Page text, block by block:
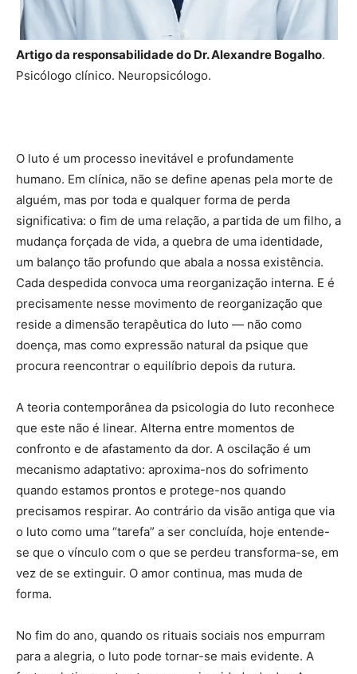
Artigo da responsabilidade do Dr. Alexandre Bogalho.
Psicólogo clínico. Neuropsicólogo.
O luto é um processo inevitável e profundamente
humano. Em clínica, não se define apenas pela morte de
alguém, mas por toda e qualquer forma de perda
significativa: o fim de uma relação, a partida de um filho, a
mudança forçada de vida, a quebra de uma identidade,
um balanço tão profundo que abala a nossa existência.
Cada despedida convoca uma reorganização interna. E é
precisamente nesse movimento de reorganização que
reside a dimensão terapêutica do luto — não como
doença, mas como expressão natural da psique que
procura reencontrar o equilíbrio depois da rutura.
A teoria contemporânea da psicologia do luto reconhece
que este não é linear. Alterna entre momentos de
confronto e de afastamento da dor. A oscilação é um
mecanismo adaptativo: aproxima-nos do sofrimento
quando estamos prontos e protege-nos quando
precisamos respirar. Ao contrário da visão antiga que via
o luto como uma “tarefa” a ser concluída, hoje entende-
se que o vínculo com o que se perdeu transforma-se, em
vez de se extinguir. O amor continua, mas muda de
forma.
No fim do ano, quando os rituais sociais nos empurram
para a alegria, o luto pode tornar-se mais evidente. A